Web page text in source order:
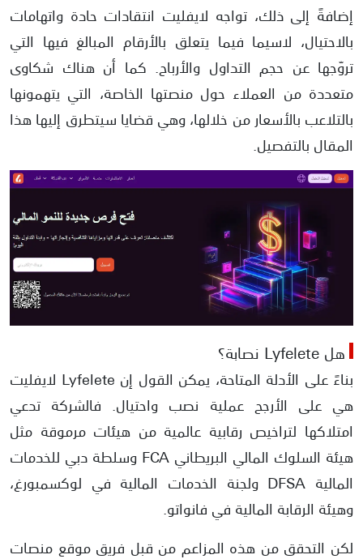
إضافةً إلى ذلك، تواجه لايفليت انتقادات حادة واتهامات
بالاحتيال، لاسيما فيما يتعلق بالأرقام المبالغ فيها التي
تروّجها عن حجم التداول والأرباح. كما أن هناك شكاوى
متعددة من العملاء حول منصتها الخاصة، التي يتهمونها
بالتلاعب بالأسعار من خلالها، وهي قضايا سيتطرق إليها هذا
المقال بالتفصيل.
هل Lyfelete نصابة؟
بناءً على الأدلة المتاحة، يمكن القول إن Lyfelete لايفليت
هي على الأرجح عملية نصب واحتيال. فالشركة تدعي
امتلاكها لتراخيص رقابية عالمية من هيئات مرموقة مثل
هيئة السلوك المالي البريطاني FCA وسلطة دبي للخدمات
المالية DFSA ولجنة الخدمات المالية في لوكسمبورغ،
وهيئة الرقابة المالية في فانواتو.
لكن التحقق من هذه المزاعم من قبل فريق موقع منصات